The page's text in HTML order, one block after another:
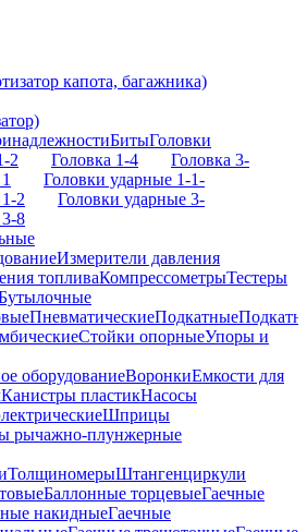
капота, багажника)
БитыГоловки
2 Головка 1-4
Головка 3-
Головки ударные 1-1-
2
Головки ударные 3-
8
Измерители давления
топливаКомпрессометрыТестеры
ПневматическиеПодкатные
Стойки опорныеУпоры и
оборудованиеВоронкиЕмкости для
Канистры пластикНасосы
Шприцы
рычажно-плунжерные
ТолщиномерыШтангенциркули
Баллонные торцевыеГаечные
накидныеГаечные